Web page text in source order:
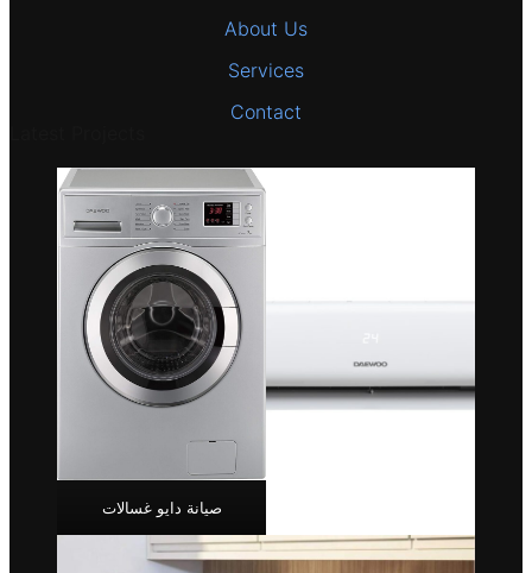
About Us
Services
Contact
صيانة دايو غسالات